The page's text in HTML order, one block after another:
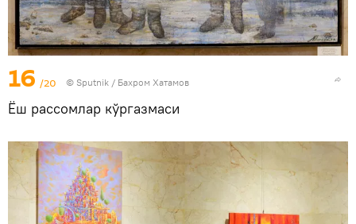
16 /20 © Sputnik / Бахром Хатамов
Ёш рассомлар кўргазмаси